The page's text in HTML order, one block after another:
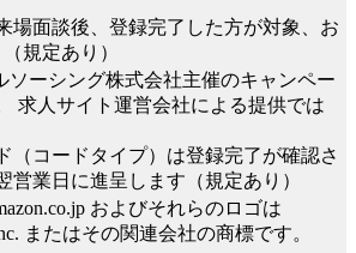
場面談後、登録完了した方が対象、お
規定あり）
ーシング株式会社主催のキャンペー
求人サイト運営会社による提供では
（コードタイプ）は登録完了が確認さ
営業日に進呈します（規定あり）
およびそれらのロゴは
またはその関連会社の商標です。